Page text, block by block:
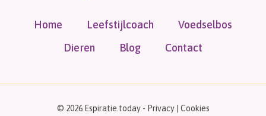
Home Leefstijlcoach
Voedselbos
Dieren
Blog Contact
© 2026 Espiratie.today - Privacy| Cookies